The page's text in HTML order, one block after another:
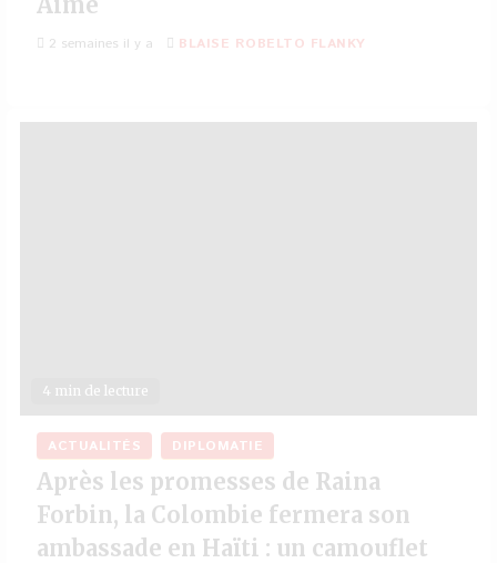
2 semaines il y a BLAISE ROBELTO FLANKY
4 min de lecture
ACTUALITÉS DIPLOMATIE
Après les promesses de Raina
Forbin, la Colombie fermera son
ambassade en Haïti : un camouflet